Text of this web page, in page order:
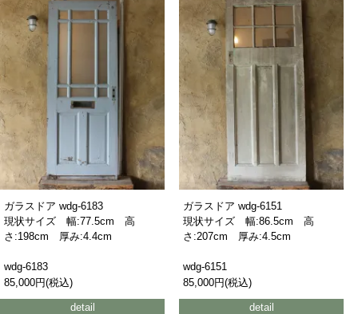
ガラスドア wdg-6183
現状サイズ 幅:77.5cm 高
さ:198cm 厚み:4.4cm
wdg-6183
85,000円(税込)
detail
ガラスドア wdg-6151
現状サイズ 幅:86.5cm 高
さ:207cm 厚み:4.5cm
wdg-6151
85,000円(税込)
detail